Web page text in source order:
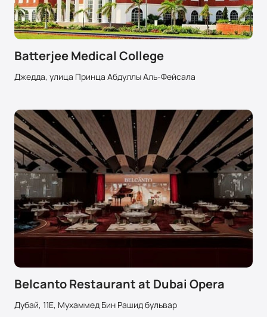
Batterjee Medical College
Джедда, улица Принца Абдуллы Аль-Фейсала
Belcanto Restaurant at Dubai Opera
Дубай, 11E, Мухаммед Бин Рашид бульвар